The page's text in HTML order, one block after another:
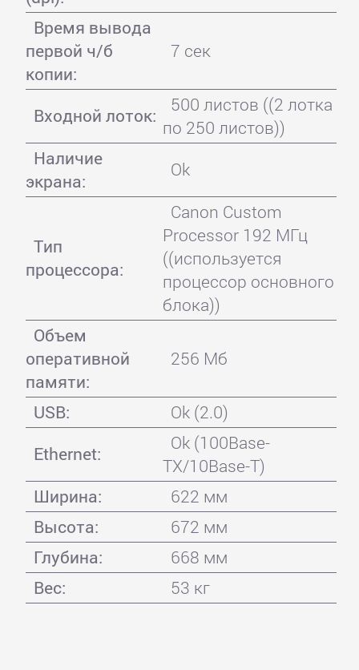
Время вывода
первой ч/б
копии:
7 сек
Входной лоток:
500 листов ((2 лотка
по 250 листов))
Наличие
экрана:
Ok
Тип
процессора:
Canon Custom
Processor 192 МГц
((используется
процессор основного
блока))
Объем
оперативной
памяти:
256 Мб
USB:
Ok (2.0)
Ethernet:
Ok (100Base-
TX/10Base-T)
Ширина:
622 мм
Высота:
672 мм
Глубина:
668 мм
Вес:
53 кг